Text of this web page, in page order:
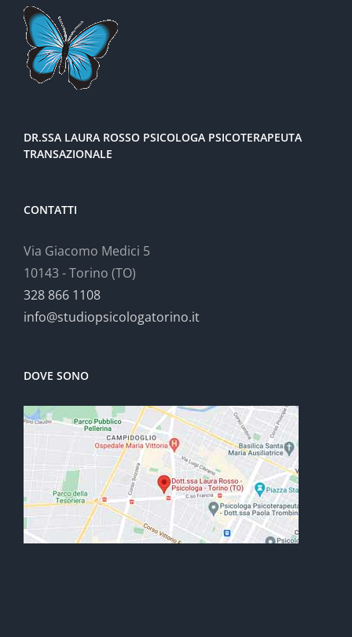
DR.SSA LAURA ROSSO PSICOLOGA PSICOTERAPEUTA
TRANSAZIONALE
CONTATTI
Via Giacomo Medici 5
10143 - Torino (TO)
328 866 1108
info@studiopsicologatorino.it
DOVE SONO